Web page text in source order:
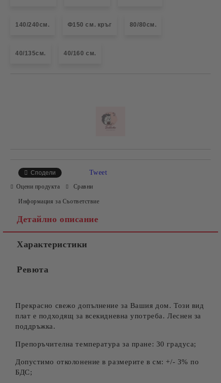
140/240см. Ф150 см. кръг 80/80см.
40/135см. 40/160 см.
Сподели Tweet
Оцени продукта Сравни
Информация за Съответствие
Детайлно описание
Характеристики
Ревюта
Прекрасно свежо допълнение за Вашия дом. Този вид
плат е подходящ за всекидневна употреба. Леснен за
поддръжка.
Препоръчителна температура за пране: 30 градуса;
Допустимо отколонение в размерите в см: +/- 3% по
БДС;